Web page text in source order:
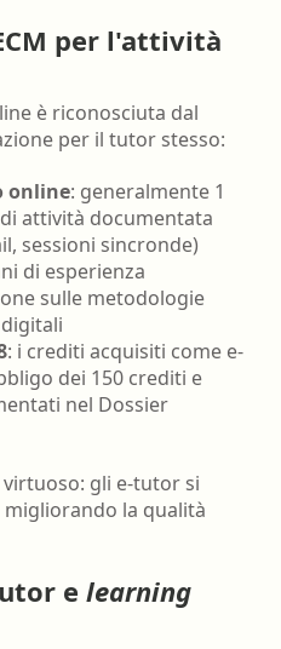
per l'attività
è riconosciuta dal
per il tutor stesso:
online: generalmente 1
attività documentata
sessioni sincronde)
di esperienza
sulle metodologie
: i crediti acquisiti come e-
dei 150 crediti e
nel Dossier
gli e-tutor si
la qualità
e learning